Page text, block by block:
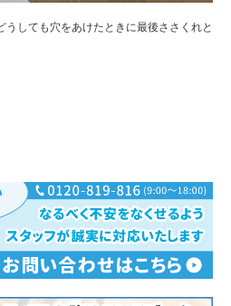
しても穴をあけたときに最後ささくれと